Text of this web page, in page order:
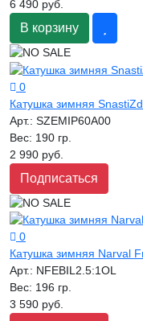
6 490 руб.
В корзину
0
Катушка зимняя
Арт.: SZEMIP60A00
Вес: 190 гр.
2 990 руб.
Подписаться
0
Катушка зимняя Narval
Арт.: NFEBIL2.5:1OL
Вес: 196 гр.
3 590 руб.